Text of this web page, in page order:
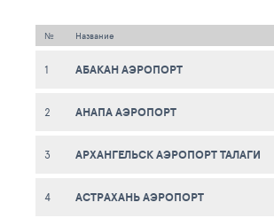
№ Название
1 АБАКАН АЭРОПОРТ
2 АНАПА АЭРОПОРТ
3 АРХАНГЕЛЬСК АЭРОПОРТ ТАЛАГИ
4 АСТРАХАНЬ АЭРОПОРТ